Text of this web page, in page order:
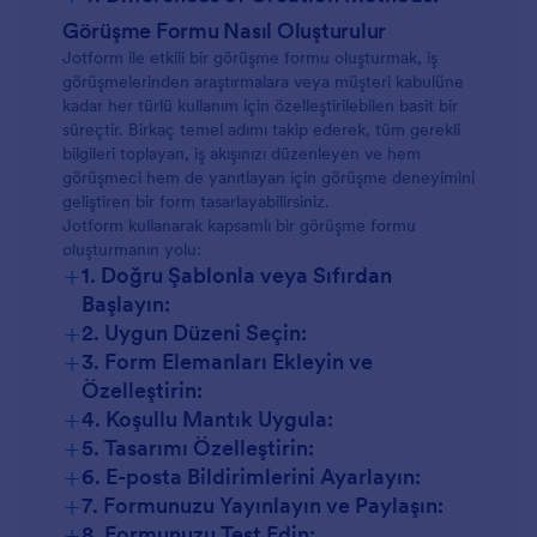
Görüşme Formu Nasıl Oluşturulur
Jotform ile etkili bir görüşme formu oluşturmak, iş
görüşmelerinden araştırmalara veya müşteri kabulüne
kadar her türlü kullanım için özelleştirilebilen basit bir
süreçtir. Birkaç temel adımı takip ederek, tüm gerekli
bilgileri toplayan, iş akışınızı düzenleyen ve hem
görüşmeci hem de yanıtlayan için görüşme deneyimini
geliştiren bir form tasarlayabilirsiniz.
Jotform kullanarak kapsamlı bir görüşme formu
oluşturmanın yolu:
+1. Doğru Şablonla veya Sıfırdan
Başlayın:
+2. Uygun Düzeni Seçin:
+3. Form Elemanları Ekleyin ve
Özelleştirin:
+4. Koşullu Mantık Uygula:
+5. Tasarımı Özelleştirin:
+6. E-posta Bildirimlerini Ayarlayın:
+7. Formunuzu Yayınlayın ve Paylaşın: